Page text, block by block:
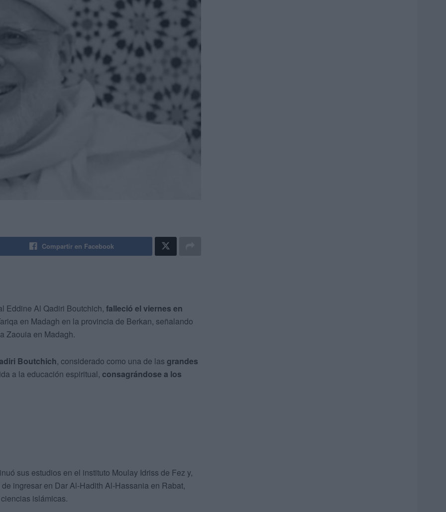
Compartir en Facebook
Eddine Al Qadiri Boutchich, falleció el viernes en
en Madagh en la provincia de Berkan, señalando
Zaouia en Madagh.
Boutchich, considerado como una de las grandes
a la educación espiritual, consagrándose a los
sus estudios en el instituto Moulay Idriss de Fez y,
ingresar en Dar Al-Hadith Al-Hassania en Rabat,
islámicas.